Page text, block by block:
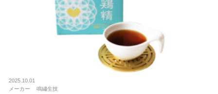
2025.10.01
メーカー
鳴繡生技